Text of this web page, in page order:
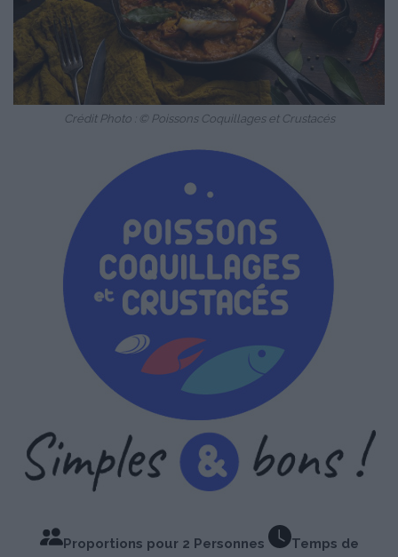
Crédit Photo : © Poissons Coquillages et Crustacés
Proportions pour 2 Personnes
Temps de